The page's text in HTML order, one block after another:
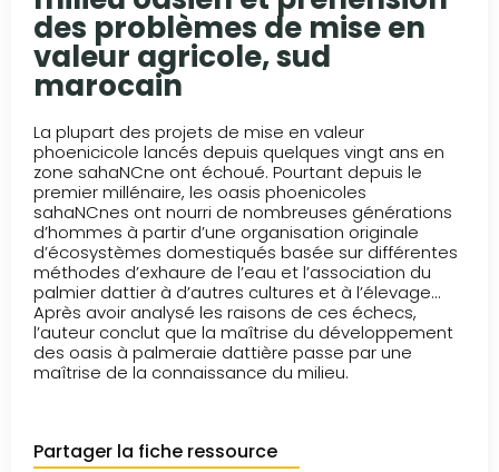
des problèmes de mise en
valeur agricole, sud
marocain
La plupart des projets de mise en valeur
phoenicicole lancés depuis quelques vingt ans en
zone sahaNCne ont échoué. Pourtant depuis le
premier millénaire, les oasis phoenicoles
sahaNCnes ont nourri de nombreuses générations
d’hommes à partir d’une organisation originale
d’écosystèmes domestiqués basée sur différentes
méthodes d’exhaure de l’eau et l’association du
palmier dattier à d’autres cultures et à l’élevage…
Après avoir analysé les raisons de ces échecs,
l’auteur conclut que la maîtrise du développement
des oasis à palmeraie dattière passe par une
maîtrise de la connaissance du milieu.
Partager la fiche ressource